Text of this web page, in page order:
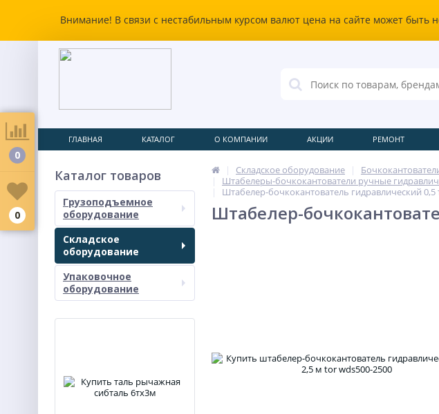
Внимание! В связи с нестабильным курсом валют цена на сайте может быть
ГЛАВНАЯ КАТАЛОГ О КОМПАНИИ АКЦИИ РЕМОНТ
Каталог товаров
Грузоподъемное
оборудование
Складское
оборудование
Упаковочное
оборудование
Складское оборудование
Штабелеры-бочкокантователи ручные
Штабелер-бочкокантователь гидравлический 0,5
Штабелер-
0
0